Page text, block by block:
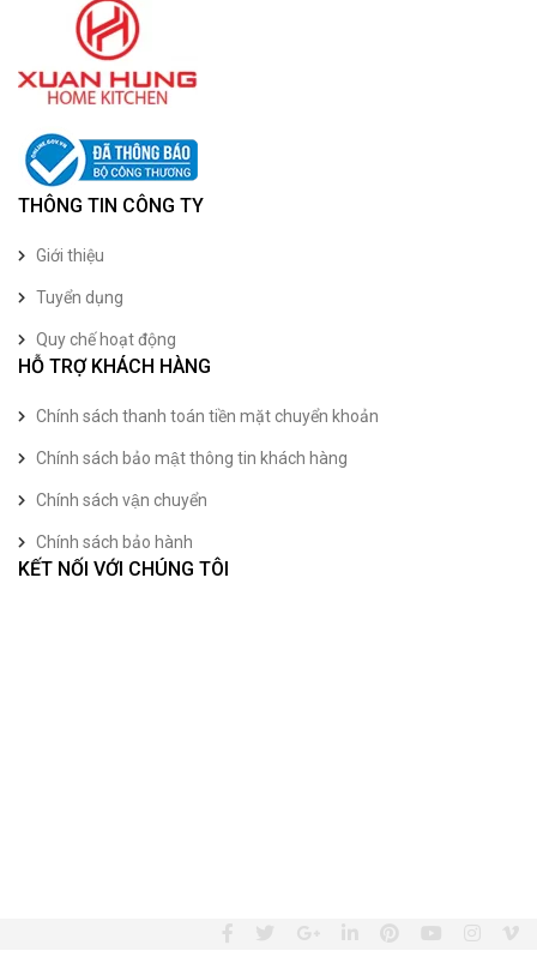
THÔNG TIN CÔNG TY
Giới thiệu
Tuyển dụng
Quy chế hoạt động
HỖ TRỢ KHÁCH HÀNG
Chính sách thanh toán tiền mặt chuyển khoản
Chính sách bảo mật thông tin khách hàng
Chính sách vận chuyển
Chính sách bảo hành
KẾT NỐI VỚI CHÚNG TÔI